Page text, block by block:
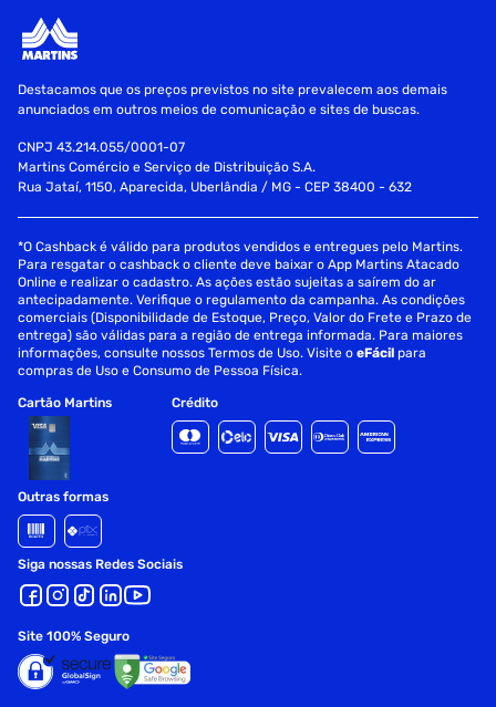
Destacamos que os preços previstos no site prevalecem aos demais
anunciados em outros meios de comunicação e sites de buscas.
CNPJ 43.214.055/0001-07
Martins Comércio e Serviço de Distribuição S.A.
Rua Jataí, 1150, Aparecida, Uberlândia / MG - CEP 38400 - 632
*O Cashback é válido para produtos vendidos e entregues pelo Martins.
Para resgatar o cashback o cliente deve baixar o App Martins Atacado
Online e realizar o cadastro. As ações estão sujeitas a saírem do ar
antecipadamente. Verifique o regulamento da campanha. As condições
comerciais (Disponibilidade de Estoque, Preço, Valor do Frete e Prazo de
entrega) são válidas para a região de entrega informada. Para maiores
informações, consulte nossos Termos de Uso. Visite oeFácil para
compras de Uso e Consumo de Pessoa Física.
Cartão Martins Crédito
Outras formas
Siga nossas Redes Sociais
Site 100% Seguro